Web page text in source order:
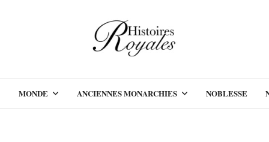
MONDE ANCIENNES MONARCHIES NOBLESSE